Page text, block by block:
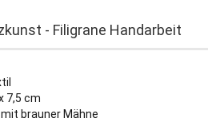
- Filigrane Handarbeit
7,5 cm
brauner Mähne